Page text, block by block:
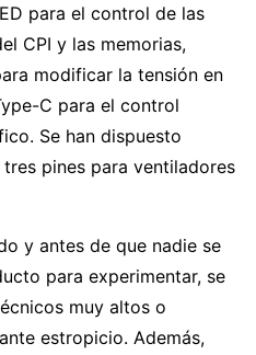
para el control de las
CPI y las memorias,
modificar la tensión en
C para el control
Se han dispuesto
pines para ventiladores
y antes de que nadie se
para experimentar, se
muy altos o
estropicio. Además,